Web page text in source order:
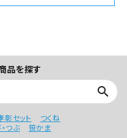
品を探す
search
彰セット
つくね
つぶ
笹かま